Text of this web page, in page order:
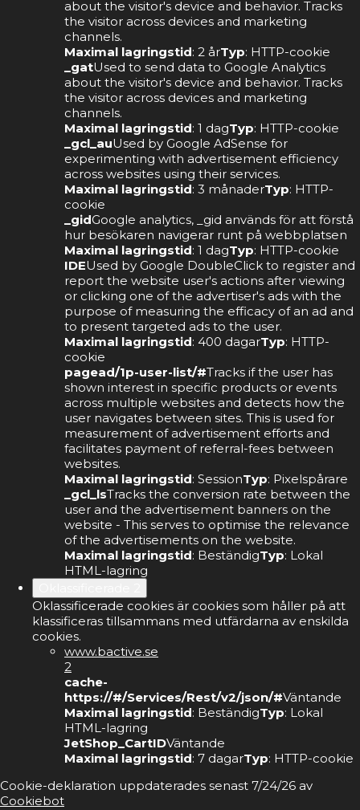
about the visitor's device and behavior. Tracks
the visitor across devices and marketing
channels.
Maximal lagringstid: 2 årTyp: HTTP-cookie
_gatUsed to send data to Google Analytics
about the visitor's device and behavior. Tracks
the visitor across devices and marketing
channels.
Maximal lagringstid: 1 dagTyp: HTTP-cookie
_gcl_auUsed by Google AdSense for
experimenting with advertisement efficiency
across websites using their services.
Maximal lagringstid: 3 månaderTyp: HTTP-
cookie
_gidGoogle analytics, _gid används för att förstå
hur besökaren navigerar runt på webbplatsen
Maximal lagringstid: 1 dagTyp: HTTP-cookie
IDEUsed by Google DoubleClick to register and
report the website user's actions after viewing
or clicking one of the advertiser's ads with the
purpose of measuring the efficacy of an ad and
to present targeted ads to the user.
Maximal lagringstid: 400 dagarTyp: HTTP-
cookie
pagead/1p-user-list/#Tracks if the user has
shown interest in specific products or events
across multiple websites and detects how the
user navigates between sites. This is used for
measurement of advertisement efforts and
facilitates payment of referral-fees between
websites.
Maximal lagringstid: SessionTyp: Pixelspårare
_gcl_lsTracks the conversion rate between the
user and the advertisement banners on the
website - This serves to optimise the relevance
of the advertisements on the website.
Maximal lagringstid: BeständigTyp: Lokal
HTML-lagring
Oklassificerade cookies är cookies som håller på att
klassificeras tillsammans med utfärdarna av enskilda
cookies.
www.bactive.se
2
cache-
https://#/Services/Rest/v2/json/#Väntande
Maximal lagringstid: BeständigTyp: Lokal
HTML-lagring
JetShop_CartIDVäntande
Maximal lagringstid: 7 dagarTyp: HTTP-cookie
Cookie-deklaration uppdaterades senast 7/24/26 av
Cookiebot